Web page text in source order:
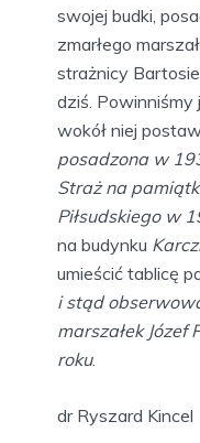
swojej budki,
zmarłego
strażnicy
dziś.
wokół niej
posadzona w
Straż na
Piłsudskiego w
na budynku
umieścić tablicę
i stąd
marszałek Józef
roku.
dr Ryszard Kincel